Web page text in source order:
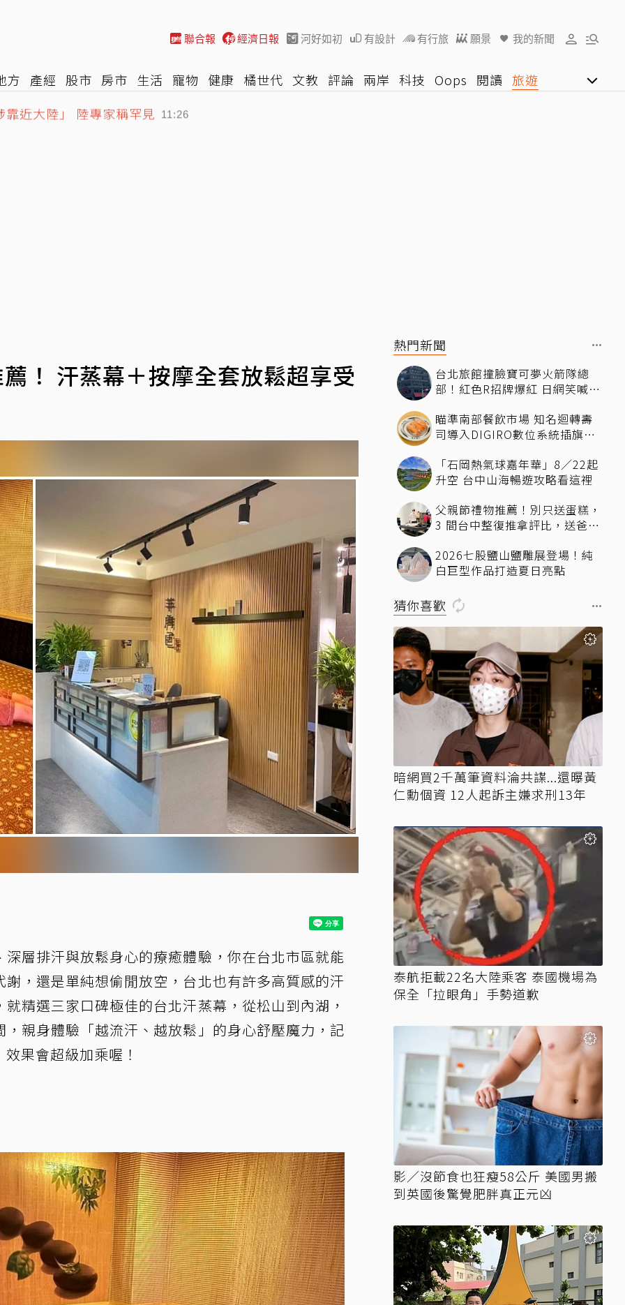
聯合報 經濟日報 河好如初 有設計 有行旅 願景 我的新聞
方 產經 股市 房市 生活 寵物 健康 橘世代 文教 評論 兩岸 科技 Oops 閱讀 旅遊
近大陸」 陸專家稱罕見
！快更新瀏覽器、還要符合條件才能用
！ 汗蒸幕＋按摩全套放鬆超享受
層排汗與放鬆身心的療癒體驗，你在台北市區就能
，還是單純想偷閒放空，台北也有許多高質感的汗
精選三家口碑極佳的台北汗蒸幕，從松山到內湖，
親身體驗「越流汗、越放鬆」的身心舒壓魔力，記
果會超級加乘喔！
熱門新聞
台北旅館撞臉寶可夢火箭隊總
部！紅色R招牌爆紅 日網笑喊：
瞄準南部餐飲市場 知名迴轉壽
司導入DIGIRO數位系統插旗台
「石岡熱氣球嘉年華」8／22起
升空 台中山海暢遊攻略看這裡
父親節禮物推薦！別只送蛋糕，
3 間台中整復推拿評比，送爸爸
2026七股鹽山鹽雕展登場！純
白巨型作品打造夏日亮點
猜你喜歡
暗網買2千萬筆資料淪共諜...還曝黃
仁勳個資 12人起訴主嫌求刑13年
泰航拒載22名大陸乘客 泰國機場為
保全「拉眼角」手勢道歉
影／沒節食也狂瘦58公斤 美國男搬
到英國後驚覺肥胖真正元凶